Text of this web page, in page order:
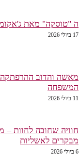
ה "טוסקה" מאת ג'אקומו
17 ביולי 2026
מאשה והדוב ההרפתקה
המשפחה
11 ביולי 2026
חוויה שחובה לחוות –
מבקרים לאשליות
6 ביולי 2026